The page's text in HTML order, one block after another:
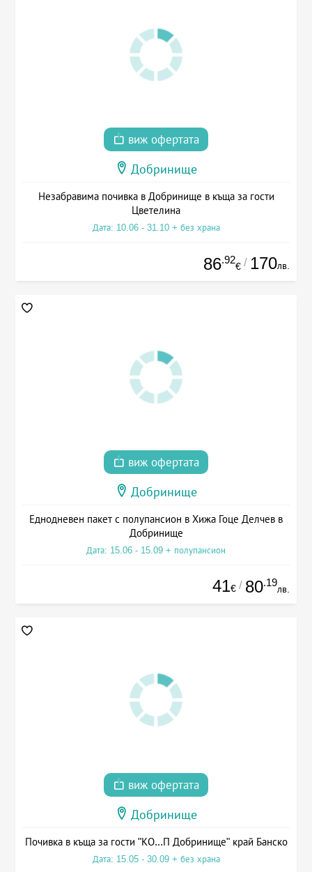
виж офертата
Добринище
Незабравима почивка в Добринище в къща за гости
Цветелина
Дата: 10.06 - 31.10 + без храна
86.92
€ / 170лв.
виж офертата
Добринище
Еднодневен пакет с полупансион в Хижа Гоце Делчев в
Добринище
Дата: 15.06 - 15.09 + полупансион
41€ / 80.19
лв.
виж офертата
Добринище
Почивка в къща за гости "КО...П Добринище" край Банско
Дата: 15.05 - 30.09 + без храна